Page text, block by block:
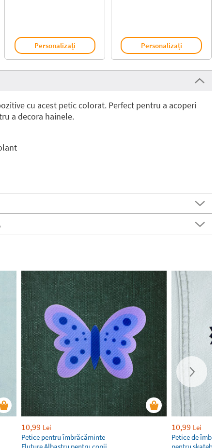
Personalizați Personalizați
cu acest petic colorat. Perfect pentru a acoperi
a decora hainele.
10,99 Lei
Petice pentru îmbrăcăminte
10,99 Lei
Petice de